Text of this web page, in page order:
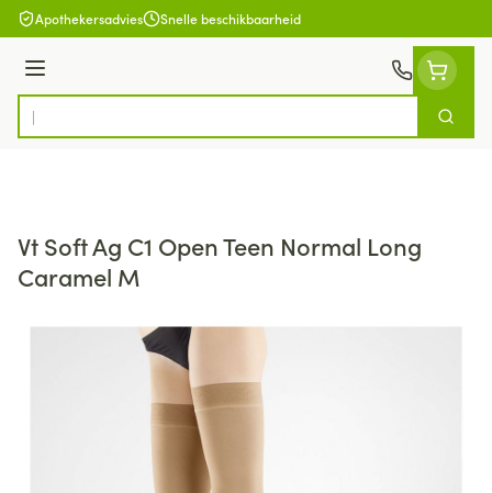
Ga naar de inhoud
Apothekersadvies Snelle beschikbaarheid
Menu
Product, merk, categorie...
Zoek
Vt Soft Ag C1 Open Teen Normal Long
Caramel M